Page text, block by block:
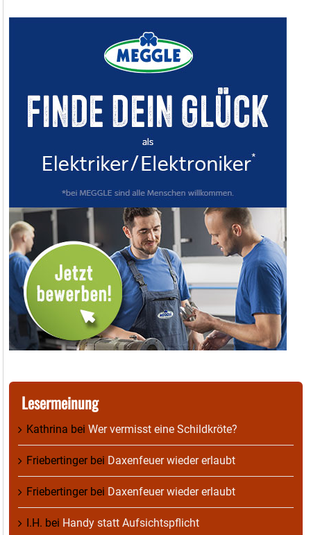
Lesermeinung
Kathrina bei Wer vermisst eine Schildkröte?
Friebertingerbei Daxenfeuer wieder erlaubt
Friebertingerbei Daxenfeuer wieder erlaubt
I.H. bei Handy statt Aufsichtspflicht